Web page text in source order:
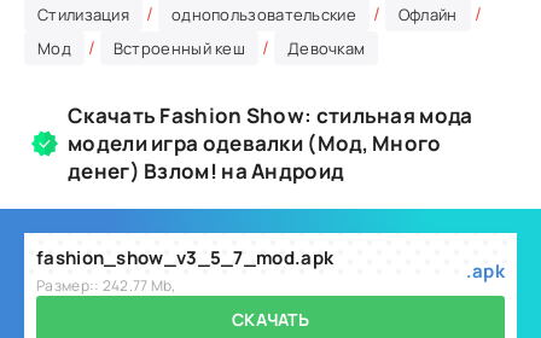
Стилизация / однопользовательские / Офлайн /
Мод / Встроенный кеш / Девочкам
Скачать Fashion Show: стильная мода
модели игра одевалки (Мод, Много
денег) Взлом! на Андроид
fashion_show_v3_5_7_mod.apk
Размер:: 242.77 Mb,
.apk
СКАЧАТЬ